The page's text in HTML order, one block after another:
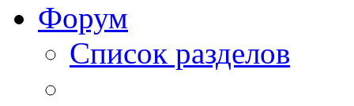
Форум
Список разделов